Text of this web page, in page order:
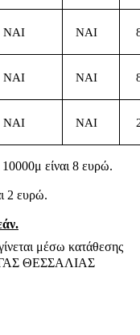
ΝΑΙ ΝΑΙ
ΝΑΙ ΝΑΙ
ΝΑΙ ΝΑΙ
είναι 8 ευρώ.
2 ευρώ.
μέσω κατάθεσης
ΘΕΣΣΑΛΙΑΣ